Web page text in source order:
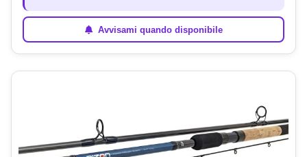
Avvisami quando disponibile